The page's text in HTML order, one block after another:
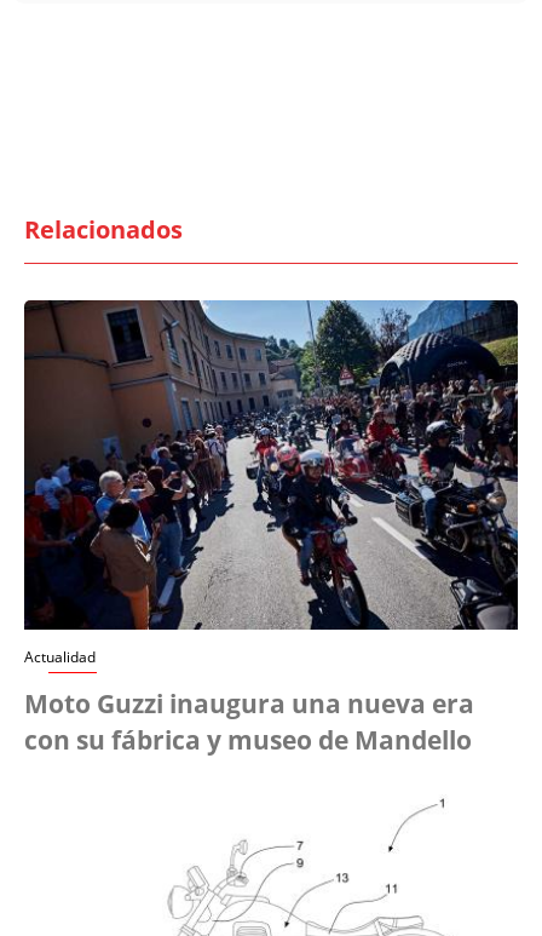
Relacionados
Actualidad
Moto Guzzi inaugura una nueva era
con su fábrica y museo de Mandello